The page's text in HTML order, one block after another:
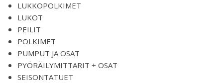
LUKKOPOLKIMET
LUKOT
PEILIT
POLKIMET
PUMPUT JA OSAT
PYÖRÄILYMITTARIT + OSAT
SEISONTATUET